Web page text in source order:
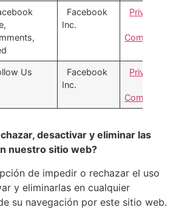
Facebook
Inc.
Privacidad
Us
Facebook
Inc.
Privacidad
desactivar y eliminar las
nuestro sitio web?
de impedir o rechazar el uso
y eliminarlas en cualquier
su navegación por este sitio web.